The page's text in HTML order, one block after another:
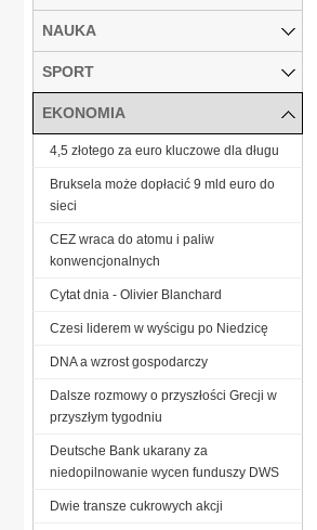
NAUKA
SPORT
EKONOMIA
4,5 złotego za euro kluczowe dla długu
Bruksela może dopłacić 9 mld euro do
sieci
CEZ wraca do atomu i paliw
konwencjonalnych
Cytat dnia - Olivier Blanchard
Czesi liderem w wyścigu po Niedzicę
DNA a wzrost gospodarczy
Dalsze rozmowy o przyszłości Grecji w
przyszłym tygodniu
Deutsche Bank ukarany za
niedopilnowanie wycen funduszy DWS
Dwie transze cukrowych akcji